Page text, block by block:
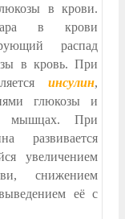
в крови.
в крови
распад
в кровь. При
инсулин,
глюкозы и
мышцах. При
развивается
увеличением
снижением
её с